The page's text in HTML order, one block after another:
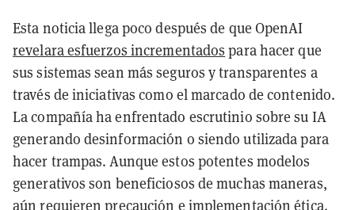
Esta noticia llega poco después de que OpenAI
revelara esfuerzos incrementados para hacer que
sus sistemas sean más seguros y transparentes a
través de iniciativas como el marcado de contenido.
La compañía ha enfrentado escrutinio sobre su IA
generando desinformación o siendo utilizada para
hacer trampas. Aunque estos potentes modelos
generativos son beneficiosos de muchas maneras,
aún requieren precaución e implementación ética.